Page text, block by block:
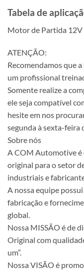
Tabela de
Motor de Partida 12V
ATENÇÃO:
Recomendamos que
um profissional
Somente realize a
ele seja compatível
hesite em nos
segunda à sexta-feira
Sobre nós
A COM Automotive é
original para o setor
industriais e
A nossa equipe
fabricação e
global.
Nossa MISSÃO é de
Original com
um”.
Nossa VISÃO é